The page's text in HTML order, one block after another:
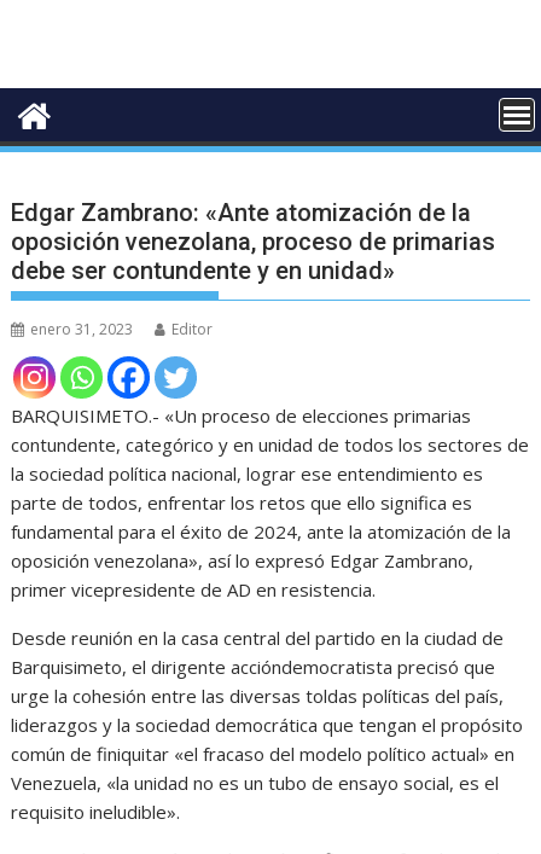
Edgar Zambrano: «Ante atomización de la
oposición venezolana, proceso de primarias
debe ser contundente y en unidad»
enero 31, 2023 Editor
BARQUISIMETO.- «Un proceso de elecciones primarias
contundente, categórico y en unidad de todos los sectores de
la sociedad política nacional, lograr ese entendimiento es
parte de todos, enfrentar los retos que ello significa es
fundamental para el éxito de 2024, ante la atomización de la
oposición venezolana», así lo expresó Edgar Zambrano,
primer vicepresidente de AD en resistencia.
Desde reunión en la casa central del partido en la ciudad de
Barquisimeto, el dirigente accióndemocratista precisó que
urge la cohesión entre las diversas toldas políticas del país,
liderazgos y la sociedad democrática que tengan el propósito
común de finiquitar «el fracaso del modelo político actual» en
Venezuela, «la unidad no es un tubo de ensayo social, es el
requisito ineludible».